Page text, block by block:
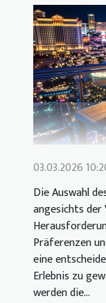
03.03.2026
Die Auswahl
angesichts der
Präferenzen
eine
Erlebnis zu
werden die...